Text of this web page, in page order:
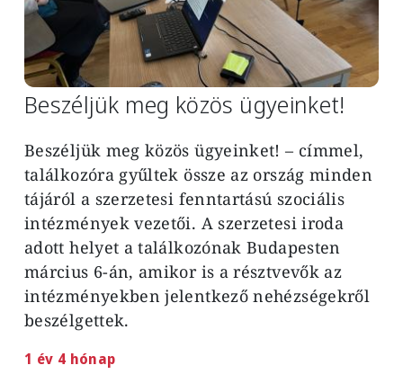
Beszéljük meg közös ügyeinket!
Beszéljük meg közös ügyeinket! – címmel,
találkozóra gyűltek össze az ország minden
tájáról a szerzetesi fenntartású szociális
intézmények vezetői. A szerzetesi iroda
adott helyet a találkozónak Budapesten
március 6-án, amikor is a résztvevők az
intézményekben jelentkező nehézségekről
beszélgettek.
1 év 4 hónap